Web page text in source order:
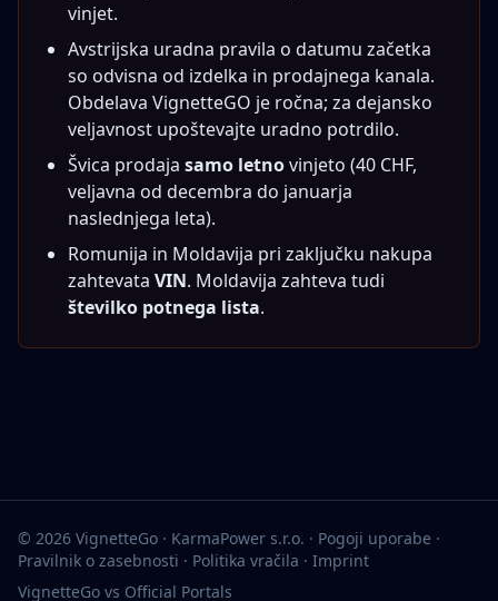
vinjet.
Avstrijska uradna pravila o datumu začetka
so odvisna od izdelka in prodajnega kanala.
Obdelava VignetteGO je ročna; za dejansko
veljavnost upoštevajte uradno potrdilo.
Švica prodaja samo letnovinjeto (40 CHF,
veljavna od decembra do januarja
naslednjega leta).
Romunija in Moldavija pri zaključku nakupa
zahtevata VIN. Moldavija zahteva tudi
številko potnega lista.
© 2026 VignetteGo · KarmaPower s.r.o. · Pogoji uporabe ·
Pravilnik o zasebnosti · Politika vračila · Imprint
VignetteGo vs Official Portals